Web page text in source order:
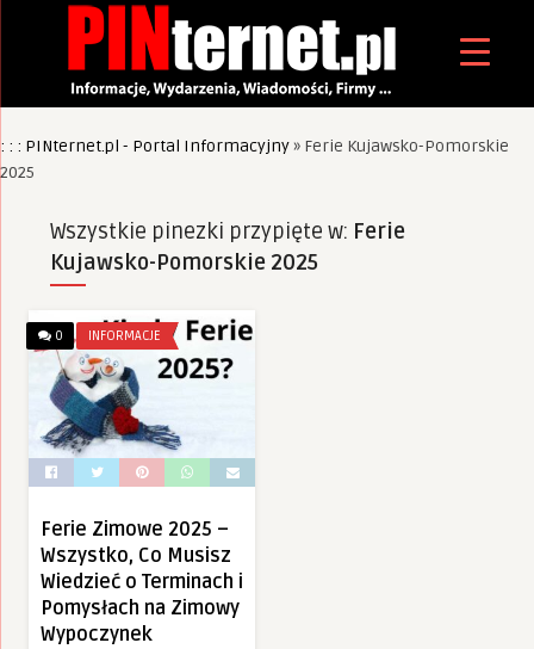
: : : PINternet.pl - Portal Informacyjny» Ferie Kujawsko-Pomorskie
2025
Wszystkie pinezki przypięte w: Ferie
Kujawsko-Pomorskie 2025
0 INFORMACJE
Ferie Zimowe 2025 –
Wszystko, Co Musisz
Wiedzieć o Terminach i
Pomysłach na Zimowy
Wypoczynek